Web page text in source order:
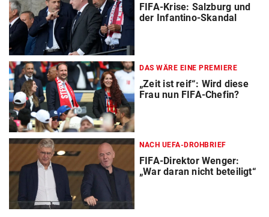
FIFA-Krise: Salzburg und
der Infantino-Skandal
DAS WÄRE EINE PREMIERE
„Zeit ist reif“: Wird diese
Frau nun FIFA-Chefin?
NACH UEFA-DROHBRIEF
FIFA-Direktor Wenger:
„War daran nicht beteiligt“